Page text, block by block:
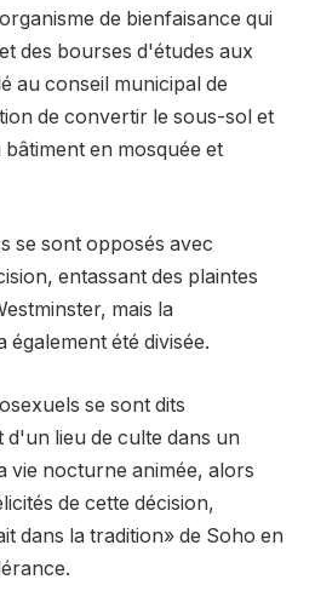
de bienfaisance qui
des bourses d'études aux
au conseil municipal de
de convertir le sous-sol et
en mosquée et
se sont opposés avec
entassant des plaintes
mais la
également été divisée.
se sont dits
lieu de culte dans un
vie nocturne animée, alors
de cette décision,
dans la tradition» de Soho en